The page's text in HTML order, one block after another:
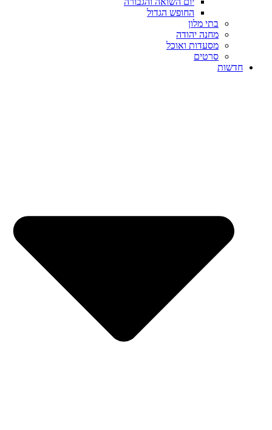
החופש הגדול
בתי מלון
מחנה יהודה
מסעדות ואוכל
סרטים
חדשות